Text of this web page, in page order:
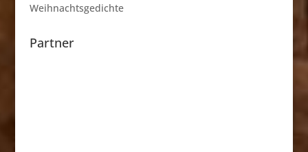
Weihnachtsgedichte
Partner